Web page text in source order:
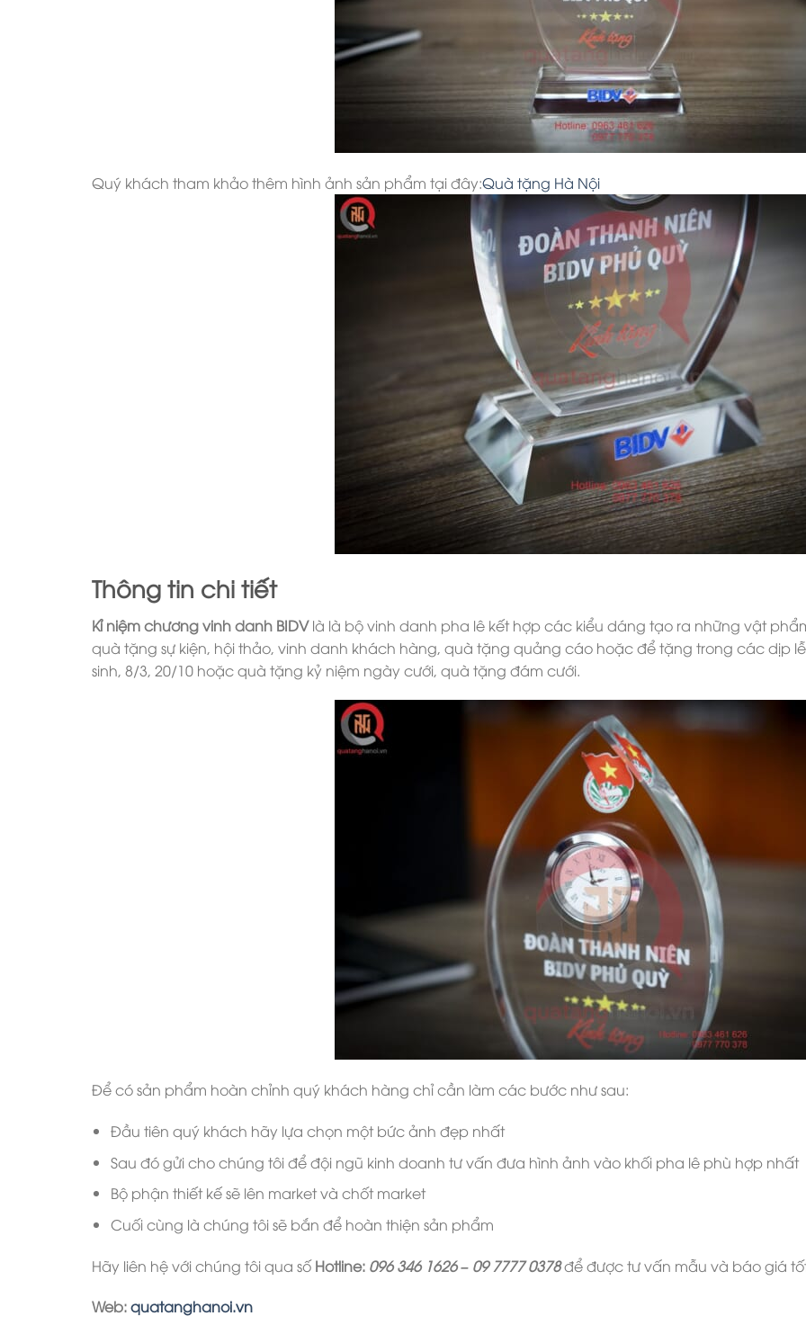
Quý khách tham khảo thêm hình ảnh sản phẩm tại đây:Quà tặng Hà Nội
Thông tin chi tiết
Kỉ niệm chương vinh danh BIDVlà là bộ vinh danh pha lê kết hợp các kiểu dáng tạo ra những vật
quà tặng sự kiện, hội thảo, vinh danh khách hàng, quà tặng quảng cáo hoặc để tặng trong các dịp
sinh, 8/3, 20/10 hoặc quà tặng kỷ niệm ngày cưới, quà tặng đám cưới.
Để có sản phẩm hoàn chỉnh quý khách hàng chỉ cần làm các bước như sau:
Đầu tiên quý khách hãy lựa chọn một bức ảnh đẹp nhất
Sau đó gửi cho chúng tôi để đội ngũ kinh doanh tư vấn đưa hình ảnh vào khối pha lê phù hợp nhất
Bộ phận thiết kế sẽ lên market và chốt market
Cuối cùng là chúng tôi sẽ bắn để hoàn thiện sản phẩm
Hãy liên hệ với chúng tôi qua sốHotline: 096 346 1626 – 09 7777 0378để được tư vấn mẫu và báo giá
Web:quatanghanoi.vn